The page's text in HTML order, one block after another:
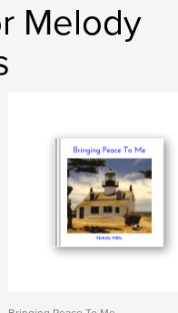
Melody